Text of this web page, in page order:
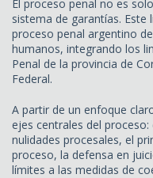
El proceso penal no es
sistema de garantías.
proceso penal argentino
humanos, integrando los
Penal de la provincia de
Federal.
A partir de un enfoque
ejes centrales del
nulidades procesales, el
proceso, la defensa en
límites a las medidas de